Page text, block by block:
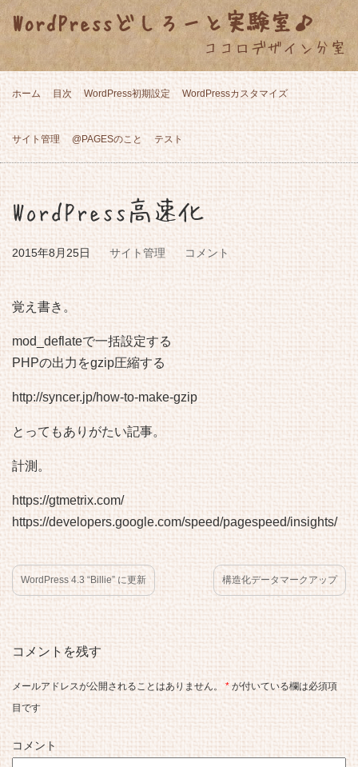
WordPressどしろーと実験室♪
ココロデザイン分室
ホーム 目次 WordPress初期設定 WordPressカスタマイズ
サイト管理 @PAGESのこと テスト
WordPress高速化
2015年8月25日 サイト管理 コメント
覚え書き。
mod_deflateで一括設定する
PHPの出力をgzip圧縮する
http://syncer.jp/how-to-make-gzip
とってもありがたい記事。
計測。
https://gtmetrix.com/
https://developers.google.com/speed/pagespeed/insights/
WordPress 4.3 “Billie” に更新 構造化データマークアップ
コメントを残す
メールアドレスが公開されることはありません。 * が付いている欄は必須項
目です
コメント